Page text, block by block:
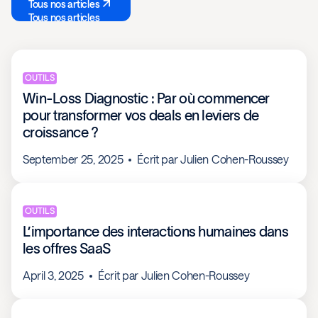
Tous nos articles
Tous nos articles
OUTILS
Win-Loss Diagnostic : Par où commencer
pour transformer vos deals en leviers de
croissance ?
September 25, 2025 Écrit parJulien Cohen-Roussey
OUTILS
L’importance des interactions humaines dans
les offres SaaS
April 3, 2025 Écrit par Julien Cohen-Roussey